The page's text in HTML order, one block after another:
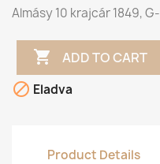
Almásy 10 krajcár 1849, G-
 ADD TO CART
 Eladva
Product Details